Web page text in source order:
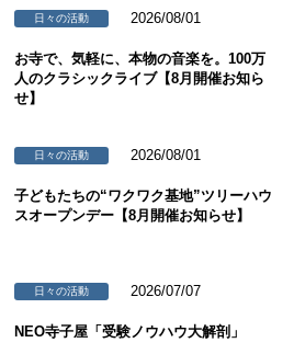
日々の活動 2026/08/01
お寺で、気軽に、本物の音楽を。100万
人のクラシックライブ【8月開催お知ら
せ】
日々の活動 2026/08/01
子どもたちの“ワクワク基地”ツリーハウ
スオープンデー【8月開催お知らせ】
日々の活動 2026/07/07
NEO寺子屋「受験ノウハウ大解剖」